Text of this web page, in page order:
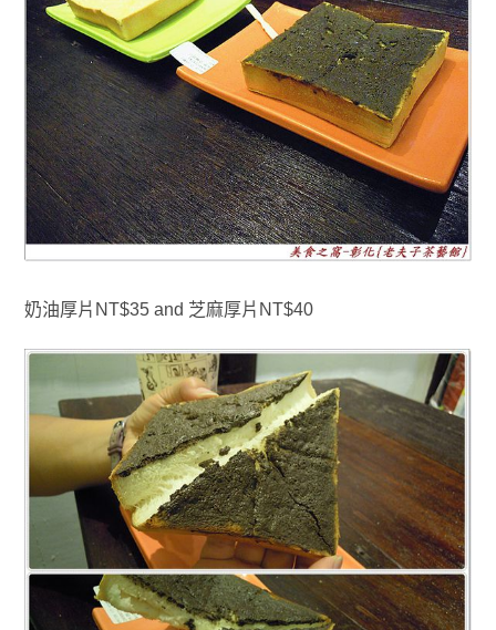
奶油厚片NT$35 and 芝麻厚片NT$40